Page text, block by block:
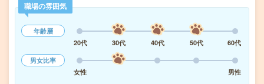
職場の雰囲気
年齢層
20代
30代 40代 50代
60代
男女比率
女性
男性